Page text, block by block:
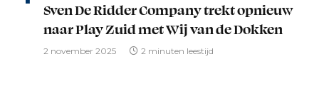
Sven De Ridder Company trekt opnieuw
naar Play Zuid met Wij van de Dokken
2 november 2025 2 minuten leestijd